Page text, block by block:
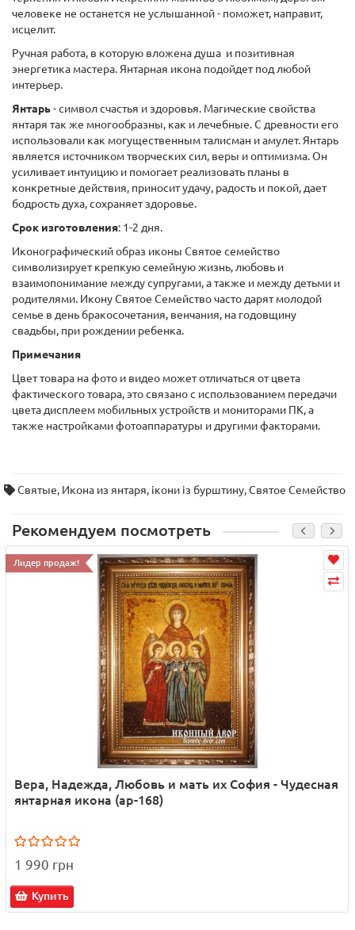
человеке не останется не услышанной - поможет, направит,
исцелит.
Ручная работа, в которую вложена душа и позитивная
энергетика мастера. Янтарная икона подойдет под любой
интерьер.
Янтарь- символ счастья и здоровья. Магические свойства
янтаря так же многообразны, как и лечебные. С древности его
использовали как могущественным талисман и амулет. Янтарь
является источником творческих сил, веры и оптимизма. Он
усиливает интуицию и помогает реализовать планы в
конкретные действия, приносит удачу, радость и покой, дает
бодрость духа, сохраняет здоровье.
Срок изготовления: 1-2 дня.
Иконографический образ иконы Святое семейство
символизирует крепкую семейную жизнь, любовь и
взаимопонимание между супругами, а также и между детьми и
родителями. Икону Святое Семейство часто дарят молодой
семье в день бракосочетания, венчания, на годовщину
свадьбы, при рождении ребенка.
Примечания
Цвет товара на фото и видео может отличаться от цвета
фактического товара, это связано с использованием передачи
цвета дисплеем мобильных устройств и мониторами ПК, а
также настройками фотоаппаратуры и другими факторами.
Святые, Икона из янтаря, ікони із бурштину,Cвятое Семейство
Рекомендуем посмотреть
Лидер продаж!
Вера, Надежда, Любовь и мать их София - Чудесная
янтарная икона (ар-168)
1 990 грн
Купить